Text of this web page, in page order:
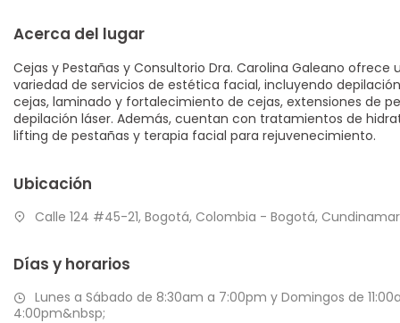
Acerca del lugar
Cejas y Pestañas y Consultorio Dra. Carolina Galeano ofrece
variedad de servicios de estética facial, incluyendo
cejas, laminado y fortalecimiento de cejas, extensiones de
depilación láser. Además, cuentan con tratamientos de
lifting de pestañas y terapia facial para rejuvenecimiento.
Ubicación
Calle 124 #45-21, Bogotá, Colombia - Bogotá,
Días y horarios
Lunes a Sábado de 8:30am a 7:00pm y Domingos de
4:00pm&nbsp;